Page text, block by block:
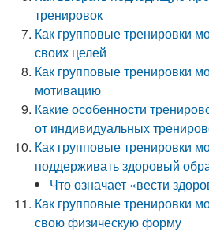
тренировок
Как групповые тренировки
своих целей
Как групповые тренировки
мотивацию
Какие особенности
от индивидуальных
Как групповые тренировки
поддерживать здоровый
Что означает «вести
Как групповые тренировки
свою физическую форму